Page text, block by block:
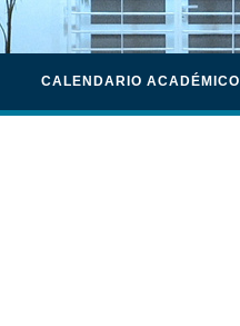
CALENDARIO ACADÉMICO